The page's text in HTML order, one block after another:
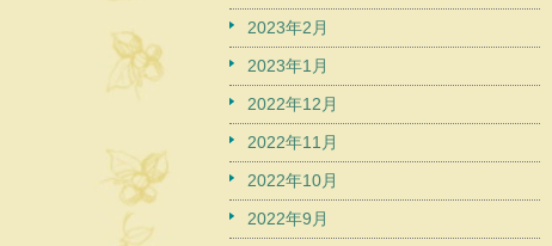
2023年2月
2023年1月
2022年12月
2022年11月
2022年10月
2022年9月